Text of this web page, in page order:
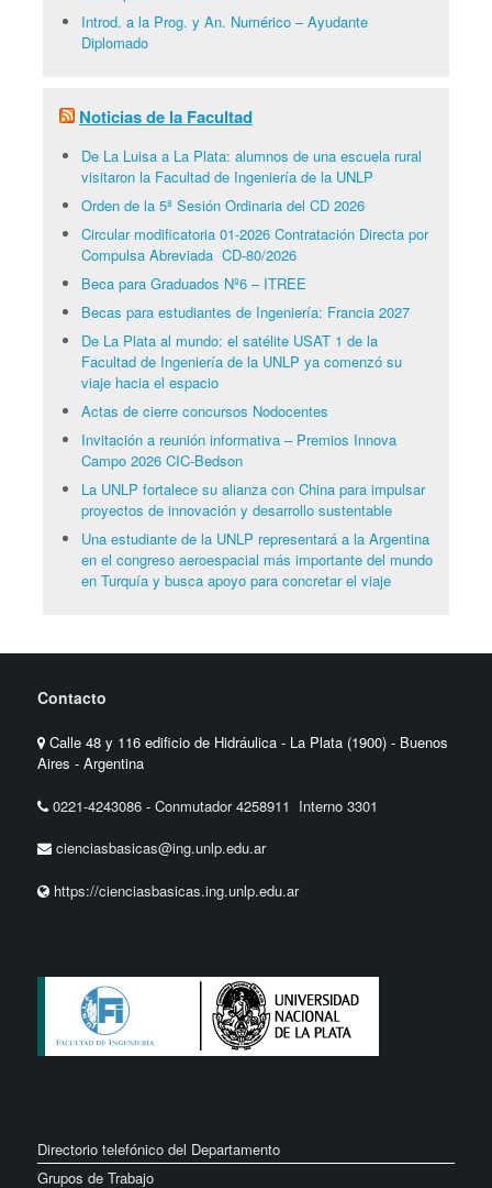
Introd. a la Prog. y An. Numérico – Ayudante
Diplomado
Noticias de la Facultad
De La Luisa a La Plata: alumnos de una escuela rural
visitaron la Facultad de Ingeniería de la UNLP
Orden de la 5ª Sesión Ordinaria del CD 2026
Circular modificatoria 01-2026 Contratación Directa por
Compulsa Abreviada CD-80/2026
Beca para Graduados Nº6 – ITREE
Becas para estudiantes de Ingeniería: Francia 2027
De La Plata al mundo: el satélite USAT 1 de la
Facultad de Ingeniería de la UNLP ya comenzó su
viaje hacia el espacio
Actas de cierre concursos Nodocentes
Invitación a reunión informativa – Premios Innova
Campo 2026 CIC-Bedson
La UNLP fortalece su alianza con China para impulsar
proyectos de innovación y desarrollo sustentable
Una estudiante de la UNLP representará a la Argentina
en el congreso aeroespacial más importante del mundo
en Turquía y busca apoyo para concretar el viaje
Contacto
Calle 48 y 116 edificio de Hidráulica - La Plata (1900) - Buenos
Aires - Argentina
0221-4243086 -Conmutador 4258911 Interno 3301
cienciasbasicas@ing.unlp.edu.ar
https://cienciasbasicas.ing.unlp.edu.ar
Directorio telefónico del Departamento
Grupos de Trabajo